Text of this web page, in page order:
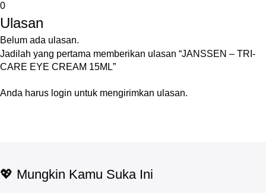
0
Ulasan
Belum ada ulasan.
Jadilah yang pertama memberikan ulasan “JANSSEN – TRI-
CARE EYE CREAM 15ML”
Anda harus login untuk mengirimkan ulasan.
💖 Mungkin Kamu Suka Ini